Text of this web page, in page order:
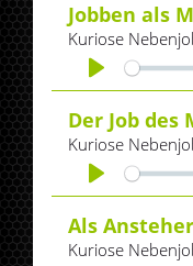
Jobben als
Kuriose
Play
Der Job des
Kuriose
Play
Als
Kuriose